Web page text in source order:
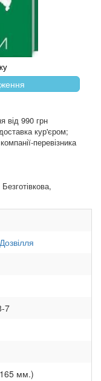
від 990 грн
кур'єром;
перевізника
7
мм.)